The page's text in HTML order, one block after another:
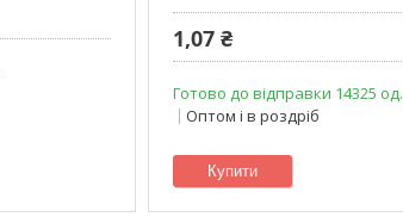
1,07 ₴
Готово до відправки 14325 од.
Оптом і в роздріб
Купити